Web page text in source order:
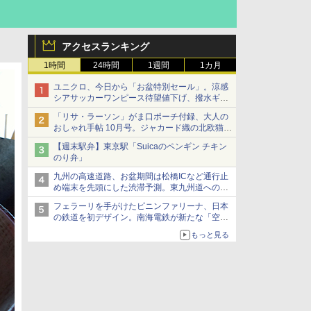
アクセスランキング
1時間 24時間 1週間 1カ月
ユニクロ、今日から「お盆特別セール」。涼感
シアサッカーワンピース待望値下げ、撥水ギア
ショーツは1990円に
「リサ・ラーソン」がま口ポーチ付録、大人の
おしゃれ手帖 10月号。ジャカード織の北欧猫デ
ザイン
【週末駅弁】東京駅「Suicaのペンギン チキン
のり弁」
九州の高速道路、お盆期間は松橋ICなど通行止
め端末を先頭にした渋滞予測。東九州道への迂
回は料金調整を実施
フェラーリを手がけたピニンファリーナ、日本
の鉄道を初デザイン。南海電鉄が新たな「空港
もっと見る